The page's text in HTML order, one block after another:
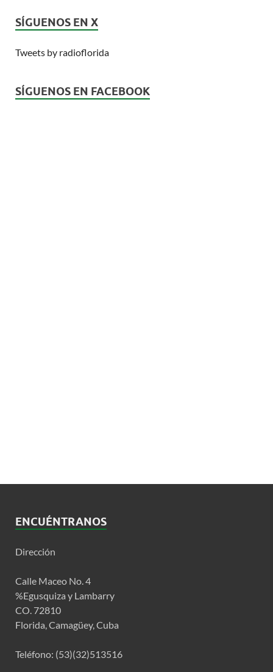
SÍGUENOS EN X
Tweets by radioflorida
SÍGUENOS EN FACEBOOK
ENCUÉNTRANOS
Dirección
Calle Maceo No. 4
%Egusquiza y Lambarry
CO. 72810
Florida, Camagüey, Cuba
Teléfono: (53)(32)513516